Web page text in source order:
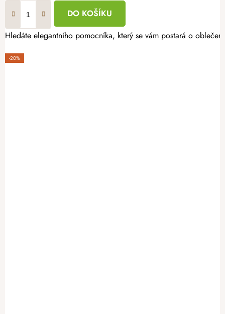
DO KOŠÍKU
Hledáte elegantního pomocníka, který se vám postará o
-20%